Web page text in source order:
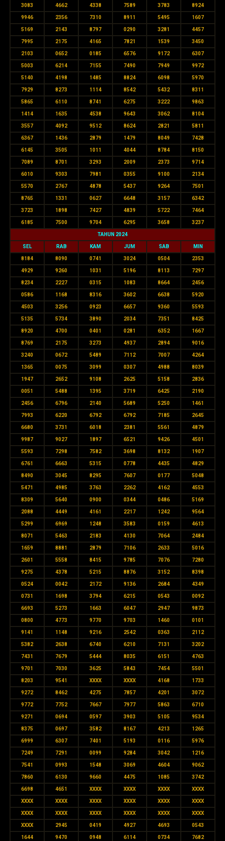
3083 4662 4338 7589 3783 8924
9946 2356 7310 8911 5495 1607
5169 2143 8797 0290 3281 4457
7995 2175 4165 7821 1539 3450
2103 0652 0185 6576 9172 6307
5003 6214 7155 7490 7949 9972
5140 4198 1485 8824 6098 5970
7929 8273 1114 8542 5432 8311
5865 6110 8741 6275 3222 9863
1414 1635 4538 9643 3062 8104
3557 4092 9512 8624 2821 5811
6367 1436 2879 1479 8049 7428
6145 3505 1011 4044 8784 8150
7089 8701 3293 2009 2373 9714
6010 9303 7981 0355 9100 2134
5570 2767 4878 5437 9264 7501
8765 1331 0627 6648 3157 6342
3723 1898 7427 4839 5722 7464
6185 7500 9704 6295 3658 3237
TAHUN 2024
SEL RAB KAM JUM SAB MIN
8184 8090 0741 3024 0504 2353
4929 9260 1031 5196 8113 7297
8234 2227 0315 1083 8664 2456
0586 1168 8316 3602 6638 5920
4503 3256 0923 6657 9360 5593
5135 5734 3890 2034 7351 8425
8920 4700 0401 0281 6352 1667
8769 2175 3273 4937 2894 9016
3240 0672 5489 7112 7007 4264
1365 0075 3099 0307 4988 8039
1947 2652 9108 2625 5158 2836
0051 5488 1395 3719 6425 2190
2456 6796 2140 5689 5250 1461
7993 6220 6792 6792 7185 2645
6680 3731 6018 2381 5561 4879
9987 9027 1897 6521 9426 4501
5593 7298 7582 3698 8132 1907
6761 6663 5315 0778 4435 4829
8490 3045 8295 7607 0177 5048
5471 4985 3763 2262 4162 4553
8309 5640 0900 0344 0486 5169
2088 4449 4161 2217 1242 9564
5299 6969 1248 3583 0159 4613
8071 5463 2183 4130 7064 2484
1659 8881 2879 7106 2633 5016
2601 5558 8415 9785 7076 7280
9275 4378 5215 8876 3152 8398
0524 0042 2172 9136 2684 4349
0731 1698 3794 6215 0543 0092
6693 5273 1663 6047 2947 9873
0800 4773 9770 9703 1460 0101
9141 1148 9216 2542 0363 2112
5382 2638 6740 6210 7131 3202
7431 7679 5444 8035 6151 4763
9701 7030 3625 5843 7454 5501
8203 9541 XXXX XXXX 4168 1733
9272 8462 4275 7857 4201 3072
9772 7752 7667 7977 5863 6710
9271 0694 0597 3903 5105 9534
8375 0697 3582 8167 4213 1265
6999 6307 7401 5193 0116 5976
7249 7291 0099 9284 3042 1216
7541 0993 1548 3069 4604 9062
7860 6130 9660 4475 1085 3742
6698 4651 XXXX XXXX XXXX XXXX
XXXX XXXX XXXX XXXX XXXX XXXX
XXXX XXXX XXXX XXXX XXXX XXXX
XXXX 2945 0419 4927 4693 0543
1644 9470 0948 6114 0734 7682